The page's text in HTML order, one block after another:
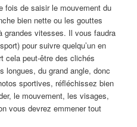
fois de saisir le mouvement du
bien nette ou les gouttes
grandes vitesses. Il vous faudra
pour suivre quelqu’un en
cela peut-être des clichés
longues, du grand angle, donc
sportives, réfléchissez bien
le mouvement, les visages,
vous devrez emmener tout